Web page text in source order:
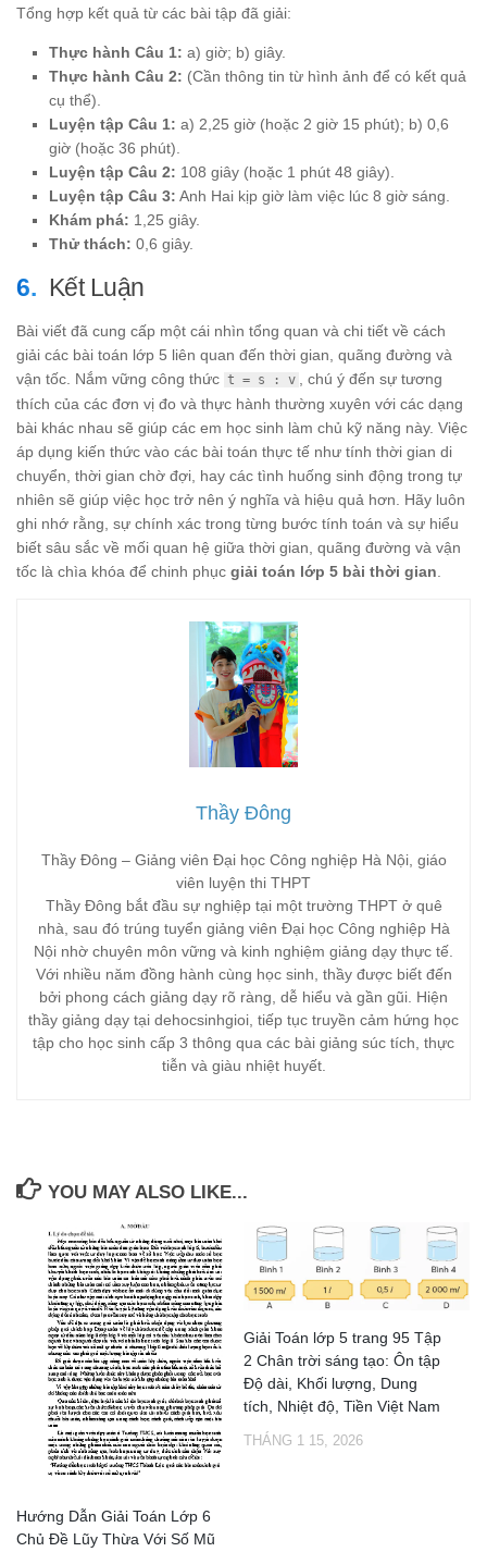
Tổng hợp kết quả từ các bài tập đã giải:
Thực hành Câu 1: a) giờ; b) giây.
Thực hành Câu 2: (Cần thông tin từ hình ảnh để có kết quả
cụ thể).
Luyện tập Câu 1: a) 2,25 giờ (hoặc 2 giờ 15 phút); b) 0,6
giờ (hoặc 36 phút).
Luyện tập Câu 2: 108 giây (hoặc 1 phút 48 giây).
Luyện tập Câu 3: Anh Hai kịp giờ làm việc lúc 8 giờ sáng.
Khám phá: 1,25 giây.
Thử thách: 0,6 giây.
Kết Luận
Bài viết đã cung cấp một cái nhìn tổng quan và chi tiết về cách
giải các bài toán lớp 5 liên quan đến thời gian, quãng đường và
vận tốc. Nắm vững công thức t = s : v
, chú ý đến sự tương
thích của các đơn vị đo và thực hành thường xuyên với các dạng
bài khác nhau sẽ giúp các em học sinh làm chủ kỹ năng này. Việc
áp dụng kiến thức vào các bài toán thực tế như tính thời gian di
chuyển, thời gian chờ đợi, hay các tình huống sinh động trong tự
nhiên sẽ giúp việc học trở nên ý nghĩa và hiệu quả hơn. Hãy luôn
ghi nhớ rằng, sự chính xác trong từng bước tính toán và sự hiểu
biết sâu sắc về mối quan hệ giữa thời gian, quãng đường và vận
tốc là chìa khóa để chinh phục giải toán lớp 5 bài thời gian
Thầy Đông
Thầy Đông – Giảng viên Đại học Công nghiệp Hà Nội, giáo
viên luyện thi THPT
Thầy Đông bắt đầu sự nghiệp tại một trường THPT ở quê
nhà, sau đó trúng tuyển giảng viên Đại học Công nghiệp Hà
Nội nhờ chuyên môn vững và kinh nghiệm giảng dạy thực tế.
Với nhiều năm đồng hành cùng học sinh, thầy được biết đến
bởi phong cách giảng dạy rõ ràng, dễ hiểu và gần gũi. Hiện
thầy giảng dạy tại dehocsinhgioi, tiếp tục truyền cảm hứng học
tập cho học sinh cấp 3 thông qua các bài giảng súc tích, thực
tiễn và giàu nhiệt huyết.
YOU MAY ALSO LIKE...
Hướng Dẫn Giải Toán Lớp 6
Chủ Đề Lũy Thừa Với Số Mũ
Giải Toán lớp 5 trang 95 Tập
2 Chân trời sáng tạo: Ôn tập
Độ dài, Khối lượng, Dung
tích, Nhiệt độ, Tiền Việt Nam
THÁNG 1 15, 2026